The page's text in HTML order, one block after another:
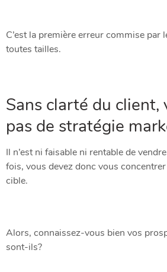
C’est la première erreur commise par
toutes tailles.
Sans clarté du client,
pas de stratégie
Il n’est ni faisable ni rentable de
fois, vous devez donc vous
cible.
Alors, connaissez-vous bien vos
sont-ils?